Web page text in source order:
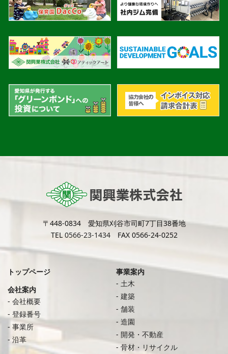
〒448-0834 愛知県刈谷市司町7丁目38番地
TEL 0566-23-1434FAX 0566-24-0252
トップページ
会社案内
会社概要
登録番号
事業所
沿革
事業案内
土木
建築
舗装
造園
開発・不動産
骨材・リサイクル